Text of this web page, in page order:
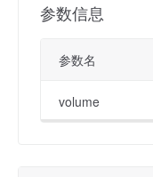
参数信息
参数名
volume